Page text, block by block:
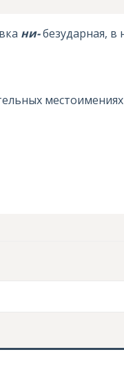
ни-безударная, в